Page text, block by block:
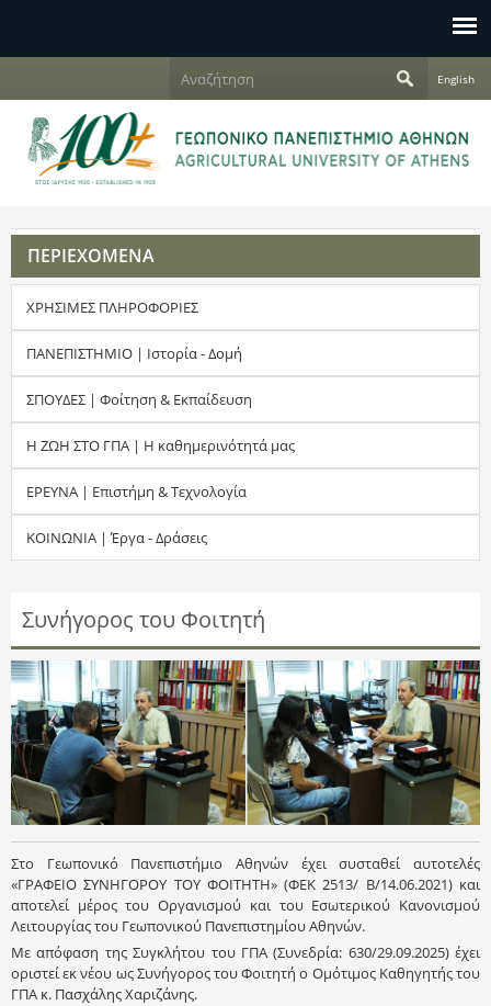
Φ
ό
μ
α
α
ν
α
ζ
ή
τ
σ
η
ς
ζ
ή
τ
η
English
ΠΕΡΙΕΧΟΜΕΝΑ
ΧΡΗΣΙΜΕΣ ΠΛΗΡΟΦΟΡΙΕΣ
ΠΑΝΕΠΙΣΤΗΜΙΟ | Ιστορία - Δομή
ΣΠΟΥΔΕΣ | Φοίτηση & Εκπαίδευση
Η ΖΩΗ ΣΤΟ ΓΠΑ | Η καθημερινότητά μας
ΕΡΕΥΝΑ | Επιστήμη & Τεχνολογία
ΚΟΙΝΩΝΙΑ | Έργα - Δράσεις
Συνήγορος του Φοιτητή
Στο Γεωπονικό Πανεπιστήμιο Αθηνών έχει συσταθεί αυτοτελές
«ΓΡΑΦΕΙΟ ΣΥΝΗΓΟΡΟΥ ΤΟΥ ΦΟΙΤΗΤΗ» (ΦΕΚ 2513/ Β/14.06.2021) και
αποτελεί μέρος του Οργανισμού και του Εσωτερικού Κανονισμού
Λειτουργίας του Γεωπονικού Πανεπιστημίου Αθηνών.
Με απόφαση της Συγκλήτου του ΓΠΑ (Συνεδρία: 630/29.09.2025) έχει
οριστεί εκ νέου ως Συνήγορος του Φοιτητή ο Ομότιμος Καθηγητής του
ΓΠΑ κ. Πασχάλης Χαριζάνης.